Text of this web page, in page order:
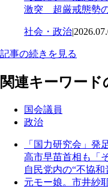
激突 超厳戒態勢
社会・政治|
記事の続きを見る
関連キーワード
国会議員
政治
「国力研究会」発
高市早苗首相も「
自民党内の“不協和
元モー娘。市井紗